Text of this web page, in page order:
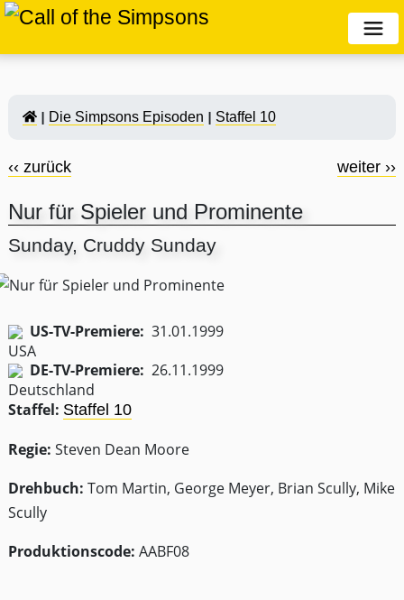
Die Simpsons Episoden Staffel 10
‹‹ zurück weiter ››
Nur für Spieler und Prominente
Sunday, Cruddy Sunday
US-TV-Premiere: 31.01.1999
DE-TV-Premiere: 26.11.1999
Staffel: Staffel 10
Regie: Steven Dean Moore
Drehbuch: Tom Martin, George Meyer, Brian Scully, Mike
Scully
Produktionscode: AABF08